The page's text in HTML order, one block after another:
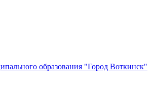
образования "Город Воткинск"